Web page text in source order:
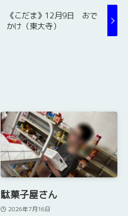
《こだま》12月9日 おで
かけ（東大寺）
駄菓子屋さん
2026年7月16日